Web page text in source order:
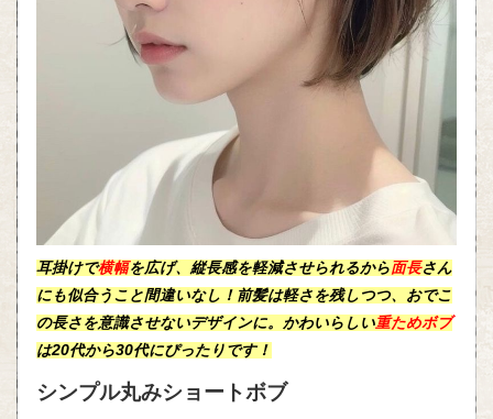
耳掛けで横幅を広げ、縦長感を軽減させられるから面長さん
にも似合うこと間違いなし！前髪は軽さを残しつつ、おでこ
の長さを意識させないデザインに。かわいらしい重ためボブ
は20代から30代にぴったりです！
シンプル丸みショートボブ